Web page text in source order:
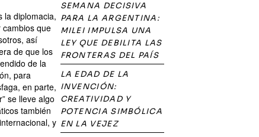
la diplomacia,
que
así
de que los
de la
para
en parte,
se lleve algo
también
y
SEMANA DECISIVA
PARA LA ARGENTINA:
MILEI IMPULSA UNA
LEY QUE DEBILITA LAS
FRONTERAS DEL PAÍS
LA EDAD DE LA
INVENCIÓN:
CREATIVIDAD Y
POTENCIA SIMBÓLICA
EN LA VEJEZ